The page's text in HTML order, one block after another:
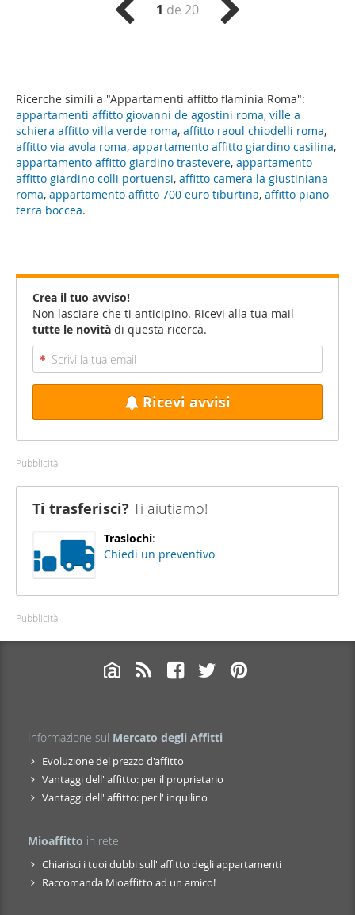
Ricerche simili a "Appartamenti affitto flaminia Roma":
appartamenti affitto giovanni de agostini roma, ville a
schiera affitto villa verde roma, affitto raoul chiodelli roma,
affitto via avola roma, appartamento affitto giardino casilina,
appartamento affitto giardino trastevere, appartamento
affitto giardino colli portuensi, affitto camera la giustiniana
roma, appartamento affitto 700 euro tiburtina, affitto piano
terra boccea.
1 de 20
Crea il tuo avviso!
Non lasciare che ti anticipino. Ricevi alla tua mail
tutte le novità di questa ricerca.
Ricevi avvisi
Pubblicità
Ti trasferisci? Ti aiutiamo!
Traslochi:
Chiedi un preventivo
Pubblicità
Informazione sul Mercato degli Affitti
Evoluzione del prezzo d'affitto
Vantaggi dell' affitto: per il proprietario
Vantaggi dell' affitto: per l' inquilino
Mioaffitto in rete
Chiarisci i tuoi dubbi sull' affitto degli appartamenti
Raccomanda Mioaffitto ad un amico!